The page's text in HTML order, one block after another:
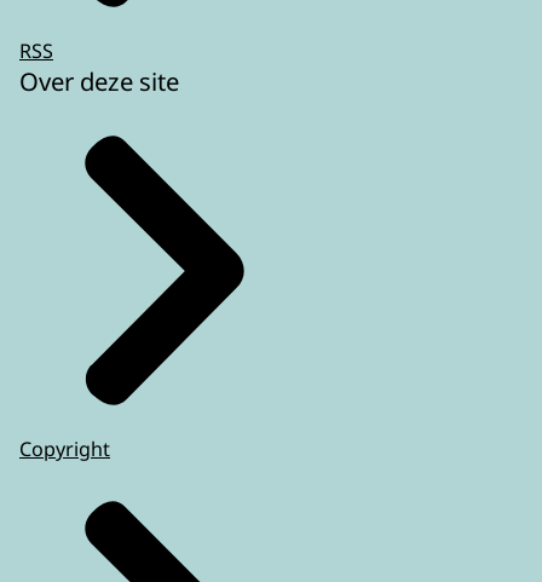
RSS
Over deze site
Copyright